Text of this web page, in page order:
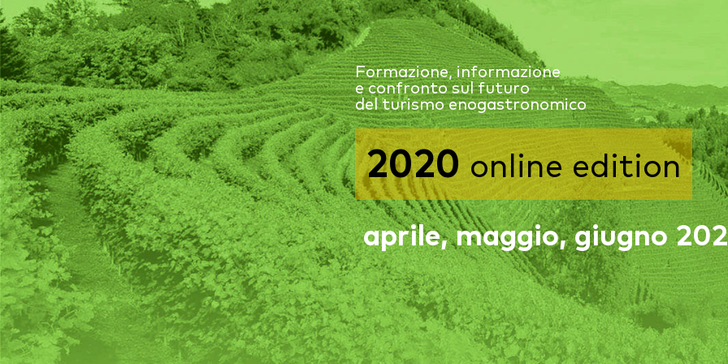
Formazione, informazione
e confronto sul futuro
del turismo enogastronomico
2020online edition
aprile, maggio, giugno